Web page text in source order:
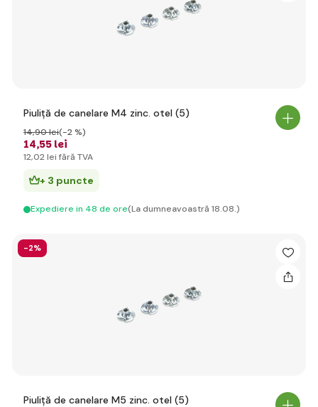
Piuliță de canelare M4 zinc. otel (5)
14,55 lei
14,90 lei(-2 %)
12,02 lei fără TVA
+ 3 puncte
Expediere in 48 de ore(La dumneavoastră 18.08.)
-2%
Piuliță de canelare M5 zinc. otel (5)